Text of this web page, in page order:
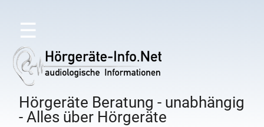
☰
Hörgeräte Beratung - unabhängig
- Alles über Hörgeräte